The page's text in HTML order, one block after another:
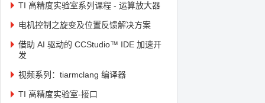
TI 高精度实验室系列课程 - 运算放大器
电机控制之旋变及位置反馈解决方案
借助 AI 驱动的 CCStudio™ IDE 加速开
发
视频系列：tiarmclang 编译器
TI 高精度实验室-接口